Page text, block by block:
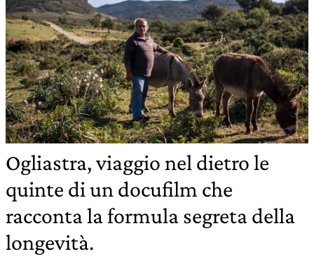
Ogliastra, viaggio nel dietro le
quinte di un docufilm che
racconta la formula segreta della
longevità.